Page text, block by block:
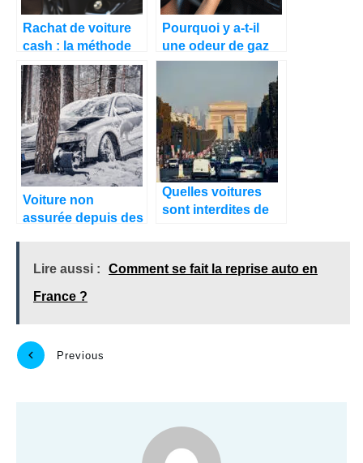
Rachat de voiture
cash : la méthode
simple pour vendre
sans perdre de
temps
Pourquoi y a-t-il
une odeur de gaz
d’échappement
dans l’habitacle de
mon véhicule ?
Voiture non
assurée depuis des
Quelles voitures
sont interdites de
Lire aussi :
Comment se fait la reprise auto en
France ?
Previous